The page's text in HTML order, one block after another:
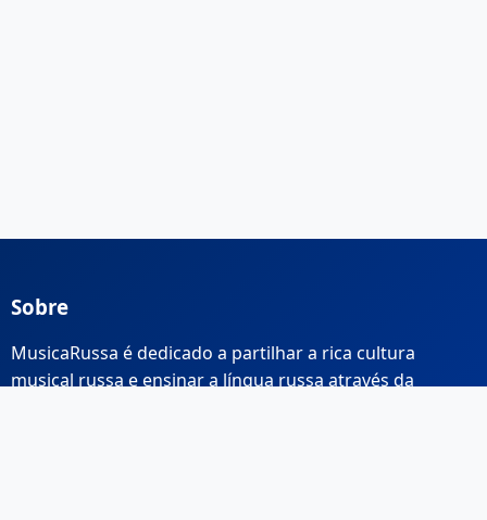
Sobre
MusicaRussa é dedicado a partilhar a rica cultura
musical russa e ensinar a língua russa através da